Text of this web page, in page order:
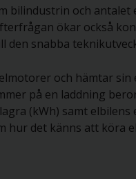
bilindustrin och
ökar också
den snabba
och hämtar
på en laddning
(kWh) samt elbilens
hur det känns att köra